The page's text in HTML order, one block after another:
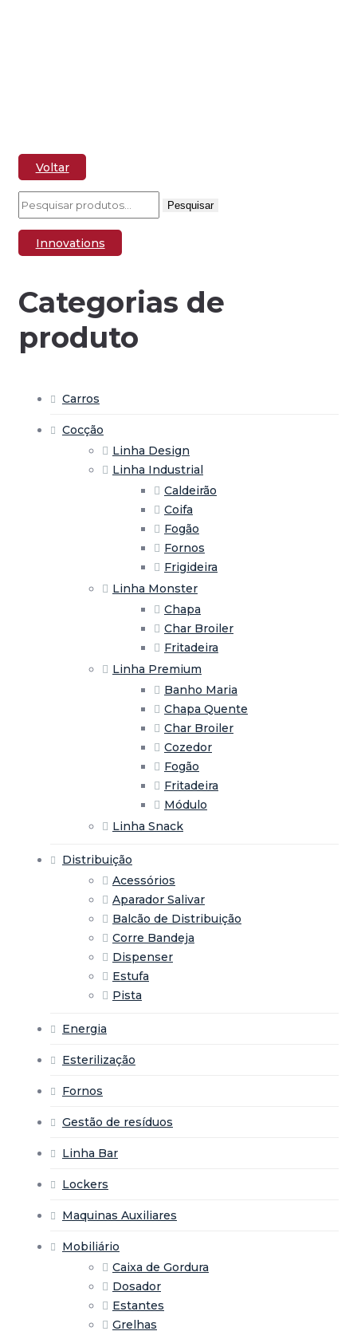
Voltar
Pesquisar
Innovations
Categorias de
produto
Carros
Cocção
Linha Design
Linha Industrial
Caldeirão
Coifa
Fogão
Fornos
Frigideira
Linha Monster
Chapa
Char Broiler
Fritadeira
Linha Premium
Banho Maria
Chapa Quente
Char Broiler
Cozedor
Fogão
Fritadeira
Módulo
Linha Snack
Distribuição
Acessórios
Aparador Salivar
Balcão de Distribuição
Corre Bandeja
Dispenser
Estufa
Pista
Energia
Esterilização
Fornos
Gestão de resíduos
Linha Bar
Lockers
Maquinas Auxiliares
Mobiliário
Caixa de Gordura
Dosador
Estantes
Grelhas